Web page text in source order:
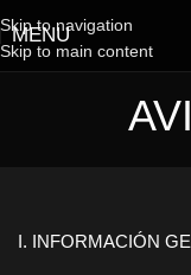
Skip to navigation
Skip to main content
MENU
I. INFORMACIÓN